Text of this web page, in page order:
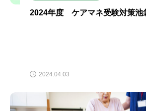
2024年度 ケアマネ受験対策池
2024.04.03